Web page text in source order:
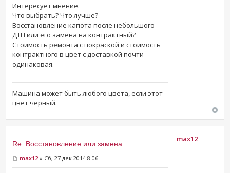
Интересует мнение.
Что выбрать? Что лучше?
Восстановление капота после небольшого
ДТП или его замена на контрактный?
Стоимость ремонта с покраской и стоимость
контрактного в цвет с доставкой почти
одинаковая.
Машина может быть любого цвета, если этот
цвет черный.
Re: Восстановление или замена
max12 » Сб, 27 дек 2014 8:06
max12